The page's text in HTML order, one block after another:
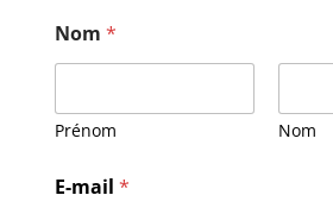
Nom *
Prénom Nom
E-mail *